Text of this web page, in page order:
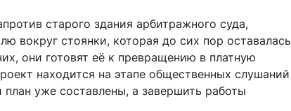
старого здания арбитражного суда,
вокруг стоянки, которая до сих пор оставалась
они готовят её к превращению в платную
находится на этапе общественных слушаний
уже составлены, а завершить работы